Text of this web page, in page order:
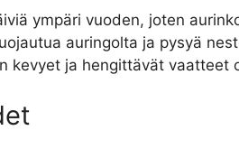
ympäri vuoden, joten
auringolta ja pysyä
kevyet ja hengittävät vaatteet